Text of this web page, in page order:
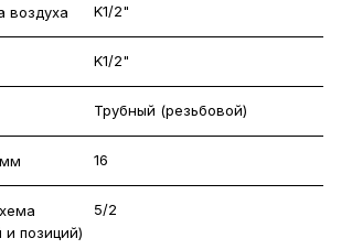
воздуха K1/2"
K1/2"
Трубный (резьбовой)
16
и позиций)
5/2